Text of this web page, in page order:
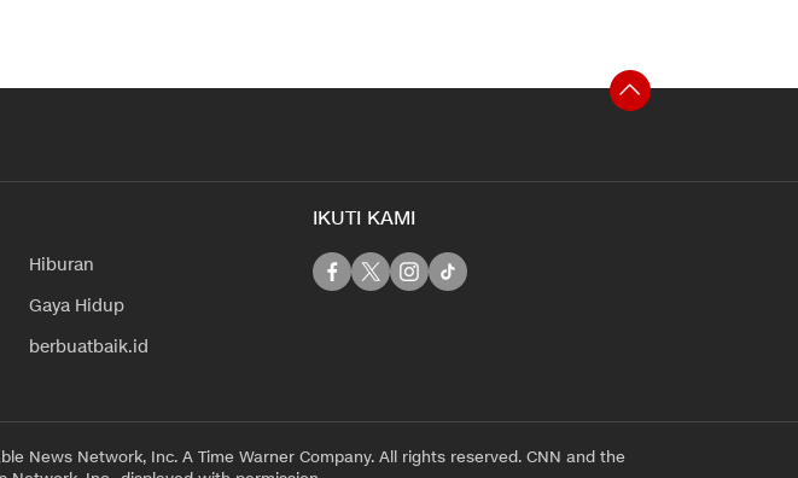
Hiburan
Gaya Hidup
berbuatbaik.id
IKUTI KAMI
News Network, Inc. A Time Warner Company. All rights reserved. CNN and the